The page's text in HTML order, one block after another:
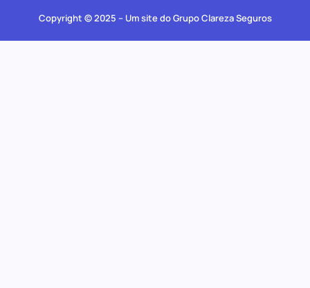
Copyright © 2025 – Um site do Grupo Clareza Seguros